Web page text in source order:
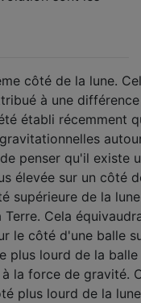
côté de la lune.
à une
établi récemment
penser qu'il existe
élevée sur un côté
supérieure de la
Cela
le côté d'une balle
plus lourd de la balle
la force de gravité.
plus lourd de la